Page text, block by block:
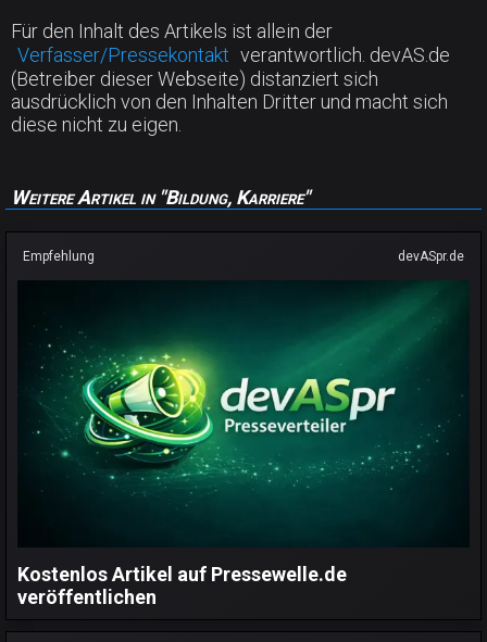
Für den Inhalt des Artikels ist allein der
Verfasser/Pressekontakt verantwortlich. devAS.de
(Betreiber dieser Webseite) distanziert sich
ausdrücklich von den Inhalten Dritter und macht sich
diese nicht zu eigen.
Weitere Artikel in "Bildung, Karriere"
Empfehlung devASpr.de
Kostenlos Artikel auf Pressewelle.de
veröffentlichen